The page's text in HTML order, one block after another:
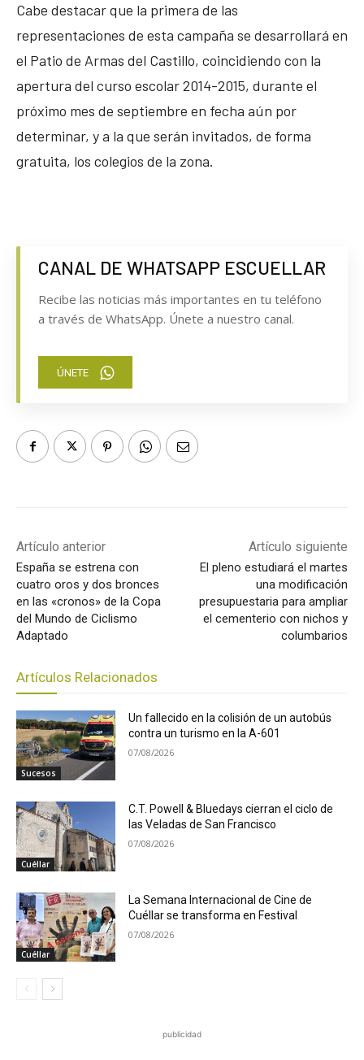
Cabe destacar que la primera de las
representaciones de esta campaña se desarrollará en
el Patio de Armas del Castillo, coincidiendo con la
apertura del curso escolar 2014-2015, durante el
próximo mes de septiembre en fecha aún por
determinar, y a la que serán invitados, de forma
gratuita, los colegios de la zona.
CANAL DE WHATSAPP ESCUELLAR
Recibe las noticias más importantes en tu teléfono
a través de WhatsApp. Únete a nuestro canal.
ÚNETE
Artículo anterior
España se estrena con
cuatro oros y dos bronces
en las «cronos» de la Copa
del Mundo de Ciclismo
Adaptado
Artículo siguiente
El pleno estudiará el martes
una modificación
presupuestaria para ampliar
el cementerio con nichos y
columbarios
Artículos Relacionados
Sucesos
Un fallecido en la colisión de un autobús
contra un turismo en la A-601
07/08/2026
Cuéllar
C.T. Powell & Bluedays cierran el ciclo de
las Veladas de San Francisco
07/08/2026
Cuéllar
La Semana Internacional de Cine de
Cuéllar se transforma en Festival
07/08/2026
publicidad